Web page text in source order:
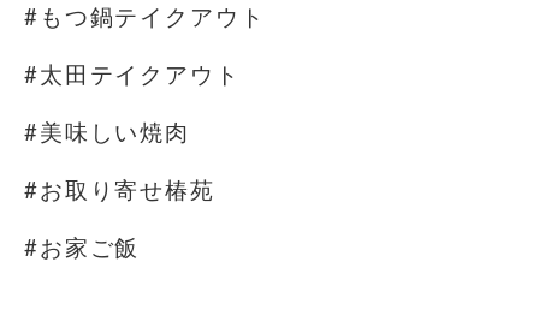
#もつ鍋テイクアウト
#太田テイクアウト
#美味しい焼肉
#お取り寄せ椿苑
#お家ご飯